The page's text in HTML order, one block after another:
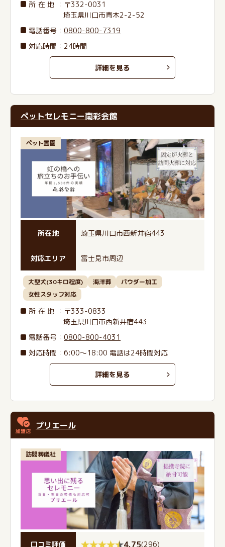
所在地 ：〒332-0031
埼玉県川口市青木2-2-52
電話番号 ：0800-800-7319
対応時間：24時間
詳細を見る
ペットセレモニー南彩会館
ペット霊園
所在地 埼玉県川口市西新井宿443
対応エリア 富士見市周辺
大型犬(30キロ程度) 海洋葬
パウダー加工
女性スタッフ対応
所在地 ：〒333-0833
埼玉県川口市西新井宿443
電話番号 ：0800-800-4031
対応時間：6:00～18:00 電話は24時間対応
詳細を見る
プリエール
訪問葬儀社
口コミ評価 4.75(296)